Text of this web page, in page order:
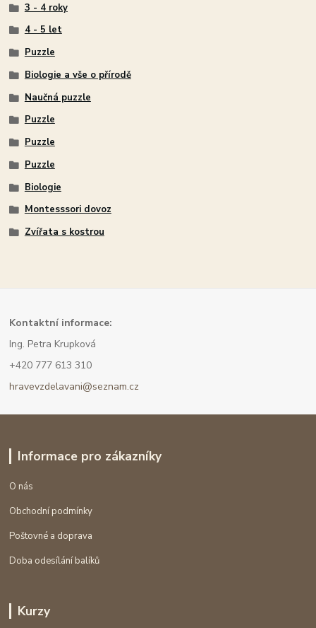
3 - 4 roky
4 - 5 let
Puzzle
Biologie a vše o přírodě
Naučná puzzle
Puzzle
Puzzle
Puzzle
Biologie
Montesssori dovoz
Zvířata s kostrou
Kontaktní informace:
Ing. Petra Krupková
+420 777 613 310
hravevzdelavani@seznam.cz
Informace pro zákazníky
O nás
Obchodní podmínky
Poštovné a doprava
Doba odesílání balíků
Kurzy